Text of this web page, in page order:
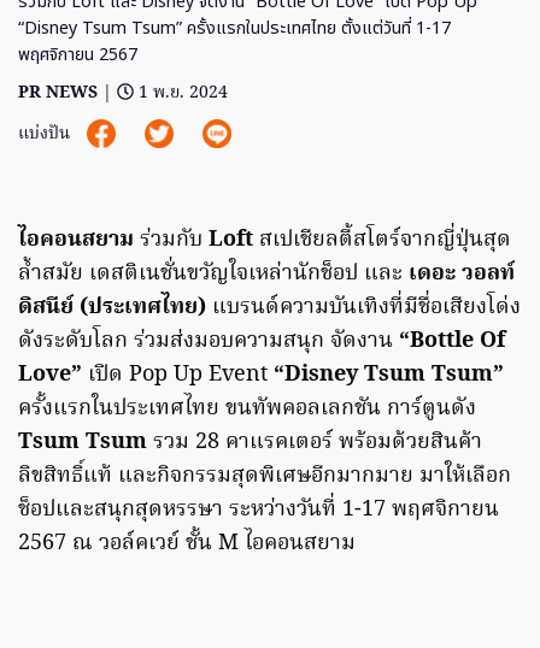
“Disney Tsum Tsum” ครั้งแรกในประเทศไทย ตั้งแต่วันที่ 1-17
พฤศจิกายน 2567
PR NEWS |
1 พ.ย. 2024
แบ่งปัน
ไอคอนสยาม ร่วมกับ Loft สเปเชียลตี้สโตร์จากญี่ปุ่นสุด
ล้ำสมัย เดสติเนชั่นขวัญใจเหล่านักช็อป และ เดอะ วอลท์
ดิสนีย์ (ประเทศไทย) แบรนด์ความบันเทิงที่มีชื่อเสียงโด่ง
ดังระดับโลก ร่วมส่งมอบความสนุก จัดงาน “Bottle Of
Love” เปิด Pop Up Event “Disney Tsum Tsum”
ครั้งแรกในประเทศไทย ขนทัพคอลเลกชัน การ์ตูนดัง
Tsum Tsumรวม 28 คาแรคเตอร์ พร้อมด้วยสินค้า
ลิขสิทธิ์แท้ และกิจกรรมสุดพิเศษอีกมากมาย มาให้เลือก
ช็อปและสนุกสุดหรรษา ระหว่างวันที่ 1-17 พฤศจิกายน
2567 ณ วอล์คเวย์ ชั้น M ไอคอนสยาม